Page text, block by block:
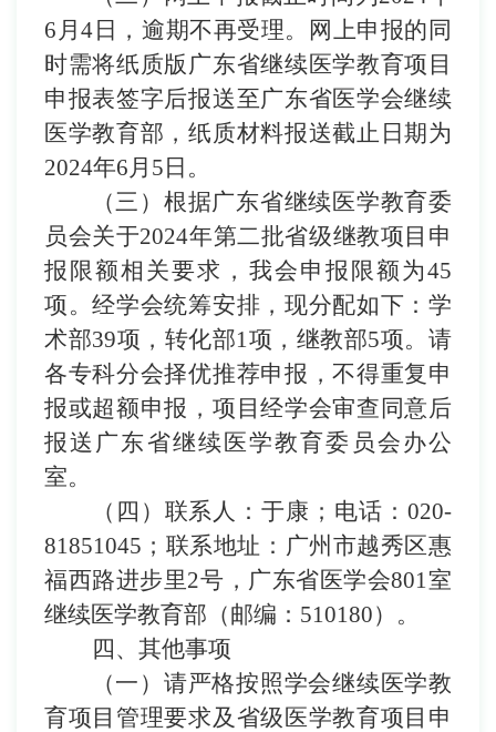
6 月4 日 ，逾期不再受理。
网上申报的同
时需将纸质版广东省继续医学教育项目
申报表签字后报送至广东省医学会继续
医学教育部，纸质材料报送截止日期为
2024年6月 5 日 。
（三） 根据广东省继续医学教育委
员会关于2024年第二批省级继教项目申
报限额相关要求，我会申报限额为45
项。经学会统筹安排 ，现分配如下：学
术部39项，转化部1项，继教部5项。请
各专科分会择优推荐申报 ，不得重复申
报或超额申报，项目经学会审查同意后
报送广东省继续医学教育委员会办公
室。
（四） 联系人：于康 ；电话：020-
81851045 ；联系地址：广州市越秀区惠
福西路进步里2号 ， 广东省医学会801室
继续医学教育部（邮编： 510180）。
四、其他事项
（一） 请严格按照学会继续医学教
育项目管理要求及省级医学教育项目申